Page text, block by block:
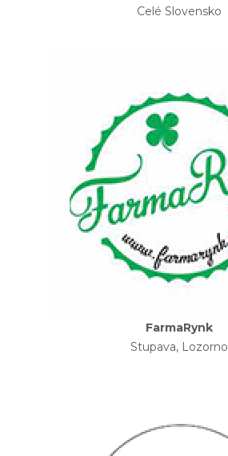
Celé Slovensko
FarmaRynk
Stupava, Lozorno